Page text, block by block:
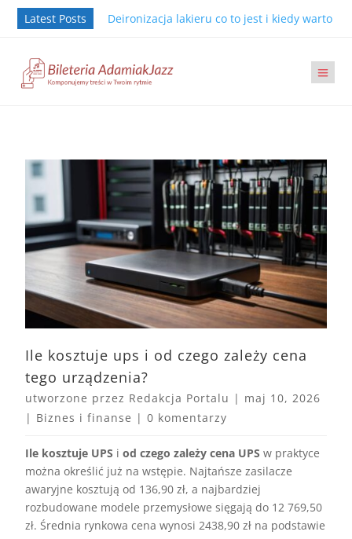
Latest Posts Deironizacja lakieru co to jest i kiedy warto ją
Ile kosztuje ups i od czego zależy cena
tego urządzenia?
utworzone przez Redakcja Portalu | maj 10, 2026
| Biznes i finanse |0 komentarzy
Ile kosztuje UPS iod czego zależy cena UPS w praktyce
można określić już na wstępie. Najtańsze zasilacze
awaryjne kosztują od 136,90 zł, a najbardziej
rozbudowane modele przemysłowe sięgają do 12 769,50
zł. Średnia rynkowa cena wynosi 2438,90 zł na podstawie